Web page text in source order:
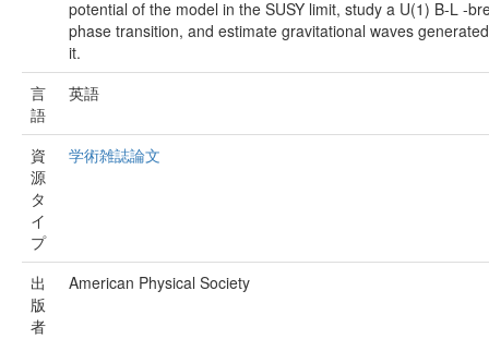
potential of the model in the SUSY limit, study a U(1) B-L -
phase transition, and estimate gravitational waves
it.
言
語
英語
資
源
タ
イ
プ
学術雑誌論文
出
版
者
American Physical Society